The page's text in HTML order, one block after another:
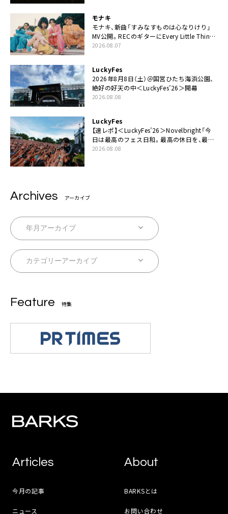
モナキ
モナキ、新曲「すみなすものは心なりけり」
MV公開。RECのギターにEvery Little Thing・
伊藤一朗参加も
2026.08.07
LuckyFes
2026年8月8日（土）＠国営ひたち海浜公園、
絶好の好天の中＜LuckyFes’26＞開幕
2026.08.08
LuckyFes
【速レポ】＜LuckyFes’26＞Novelbright「今
日は最高のフェス日和。最高の休日を、最高
の夏休みを作っていきたい」
2026.08.08
Archives アーカイブ
Feature 特集
Articles
今月の記事
ニュース
About
BARKSとは
お問い合わせ